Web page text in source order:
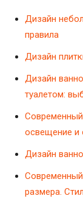
Дизайн
правила
Дизайн
Дизайн
туалетом:
освещение и
Дизайн
размера.